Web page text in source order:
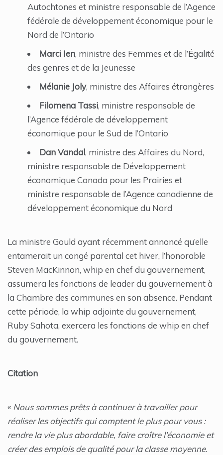
Autochtones et ministre responsable de l’Agence
fédérale de développement économique pour le
Nord de l’Ontario
Marci Ien, ministre des Femmes et de l’Égalité
des genres et de la Jeunesse
Mélanie Joly, ministre des Affaires étrangères
Filomena Tassi, ministre responsable de
l’Agence fédérale de développement
économique pour le Sud de l’Ontario
Dan Vandal, ministre des Affaires du Nord,
ministre responsable de Développement
économique Canada pour les Prairies et
ministre responsable de l’Agence canadienne de
développement économique du Nord
La ministre Gould ayant récemment annoncé qu’elle
entamerait un congé parental cet hiver, l’honorable
Steven MacKinnon, whip en chef du gouvernement,
assumera les fonctions de leader du gouvernement à
la Chambre des communes en son absence. Pendant
cette période, la whip adjointe du gouvernement,
Ruby Sahota, exercera les fonctions de whip en chef
du gouvernement.
Citation
« Nous sommes prêts à continuer à travailler pour
réaliser les objectifs qui comptent le plus pour vous :
rendre la vie plus abordable, faire croître l’économie et
créer des emplois de qualité pour la classe moyenne.